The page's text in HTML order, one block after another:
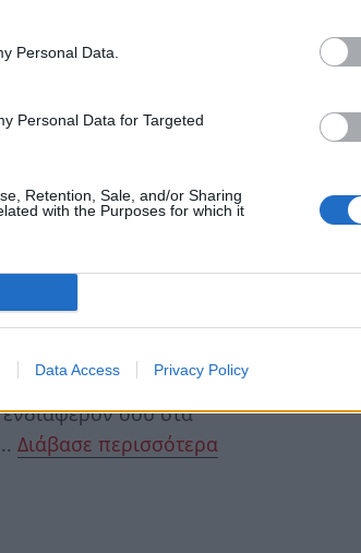
Personal Data.
Personal Data for Targeted
Retention, Sale, and/or Sharing
with the Purposes for which it
Data Access Privacy Policy
θέματα που
...
σου στα
Διάβασε περισσότερα